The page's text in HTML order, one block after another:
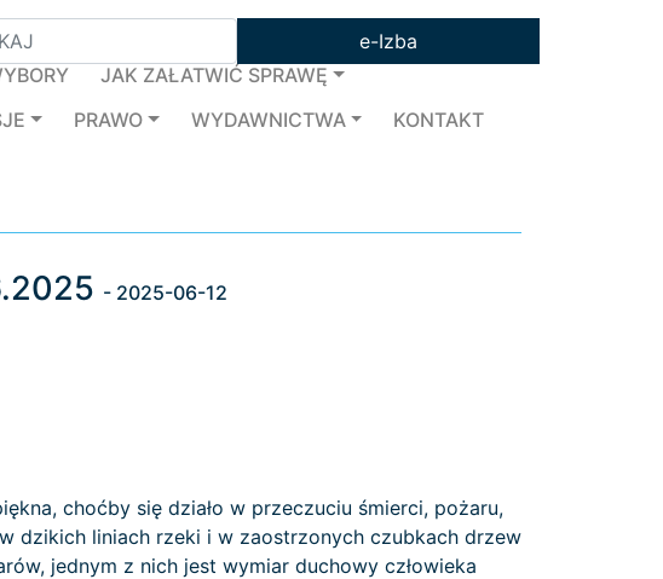
e-Izba
JAK ZAŁATWIĆ SPRAWĘ
PRAWO WYDAWNICTWA KONTAKT
- 2025-06-12
choćby się działo w przeczuciu śmierci, pożaru,
dzikich liniach rzeki i w zaostrzonych czubkach drzew
jednym z nich jest wymiar duchowy człowieka